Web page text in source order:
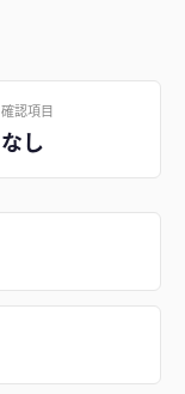
確認項目
なし